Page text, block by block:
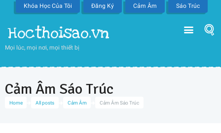
Khóa Học Của Tôi Đăng Ký Cảm Âm Sáo Trúc
Hocthoisao.vn
Mọi lúc, mọi nơi, mọi thiết bị
Home All posts Cảm Âm Cảm Âm Sáo Trúc
Cảm Âm Sáo Trúc